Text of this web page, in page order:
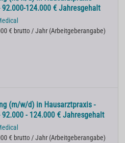
92.000-124.000 € Jahresgehalt
€ brutto / Jahr (Arbeitgeberangabe)
(m/w/d) in Hausarztpraxis -
92.000 - 124.000 € Jahresgehalt
€ brutto / Jahr (Arbeitgeberangabe)